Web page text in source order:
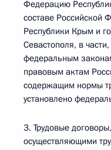
Федерацию
составе Российской
Республики Крым и
Севастополя, в
федеральным
правовым актам
содержащим нормы
установлено
3. Трудовые
осуществляющими